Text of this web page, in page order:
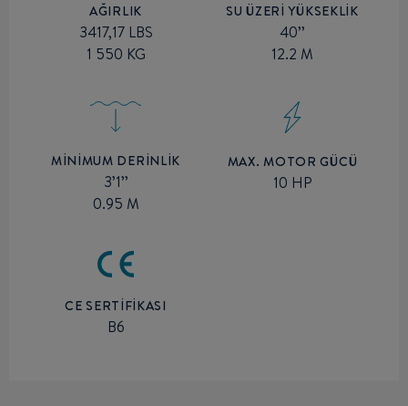
AĞIRLIK
3417,17 LBS
1 550 KG
SU ÜZERİ YÜKSEKLİK
40’’
12.2 M
MİNİMUM DERİNLİK
3’1’’
0.95 M
MAX. MOTOR GÜCÜ
10 HP
CE SERTİFİKASI
B6